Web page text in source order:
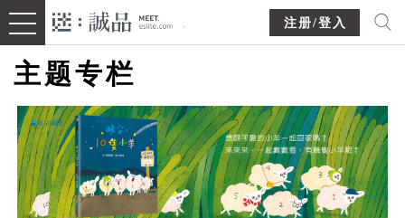
注册/登入
主题专栏